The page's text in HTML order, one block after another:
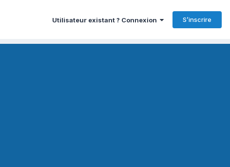
Utilisateur existant ? Connexion S’inscrire